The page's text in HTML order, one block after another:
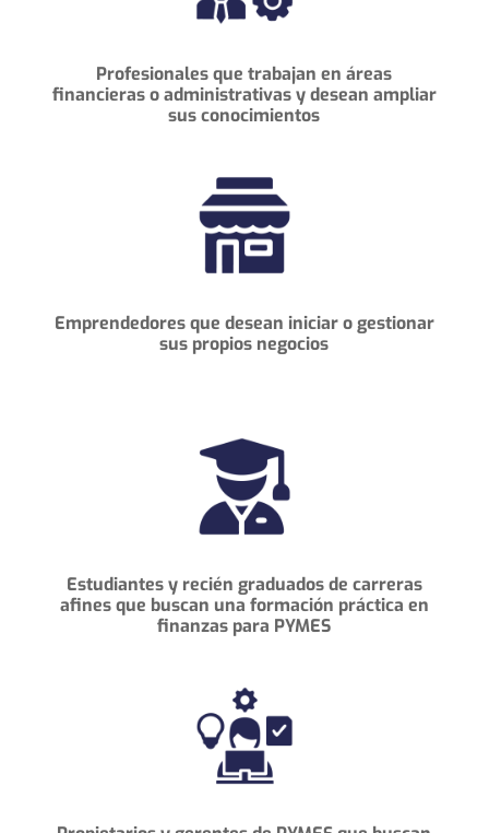
Profesionales que trabajan en áreas
financieras o administrativas y desean ampliar
susconocimientos
Emprendedores que desean iniciaro gestionar
sus propios negocios
Estudiantes y recién graduados de carreras
afines que buscan una formación práctica en
finanzas para PYMES